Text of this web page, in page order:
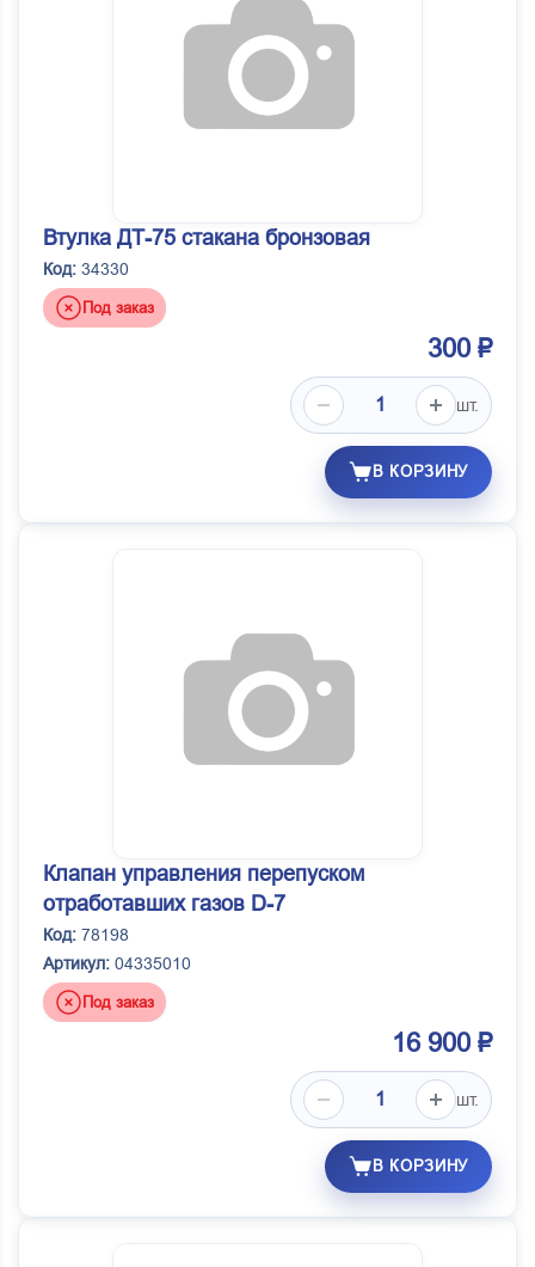
Втулка ДТ-75 стакана бронзовая
Код: 34330
Под заказ
300 ₽
шт.
В КОРЗИНУ
Клапан управления перепуском
отработавших газов D-7
Код: 78198
Артикул: 04335010
Под заказ
16 900 ₽
шт.
В КОРЗИНУ